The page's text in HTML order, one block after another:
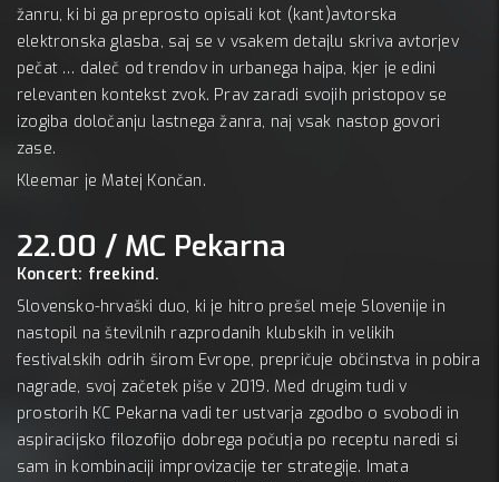
žanru, ki bi ga preprosto opisali kot (kant)avtorska
elektronska glasba, saj se v vsakem detajlu skriva avtorjev
pečat … daleč od trendov in urbanega hajpa, kjer je edini
relevanten kontekst zvok. Prav zaradi svojih pristopov se
izogiba določanju lastnega žanra, naj vsak nastop govori
zase.
Kleemar je Matej Končan.
22.00 / MC Pekarna
Koncert: freekind.
Slovensko-hrvaški duo, ki je hitro prešel meje Slovenije in
nastopil na številnih razprodanih klubskih in velikih
festivalskih odrih širom Evrope, prepričuje občinstva in pobira
nagrade, svoj začetek piše v 2019. Med drugim tudi v
prostorih KC Pekarna vadi ter ustvarja zgodbo o svobodi in
aspiracijsko filozofijo dobrega počutja po receptu naredi si
sam in kombinaciji improvizacije ter strategije. Imata